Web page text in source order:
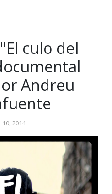
culo del
Andreu
2014